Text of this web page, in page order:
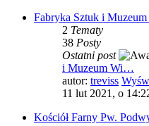
Fabryka Sztuk i Muzeum
2 Tematy
38 Posty
Ostatni post
i Muzeum Wi…
autor: treviss
11 lut 2021, o
Kościół Farny Pw.